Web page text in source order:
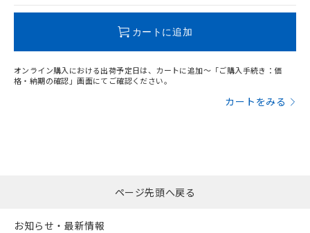
カートに追加
オンライン購入における出荷予定日は、カートに追加～「ご購入手続き：価
格・納期の確認」画面にてご確認ください。
カートをみる
ページ先頭へ戻る
お知らせ・最新情報